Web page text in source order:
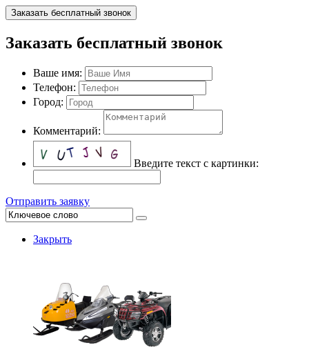
Заказать бесплатный звонок
Заказать бесплатный звонок
Ваше имя:
Телефон:
Город:
Комментарий:
Введите текст с картинки:
Отправить заявку
Закрыть